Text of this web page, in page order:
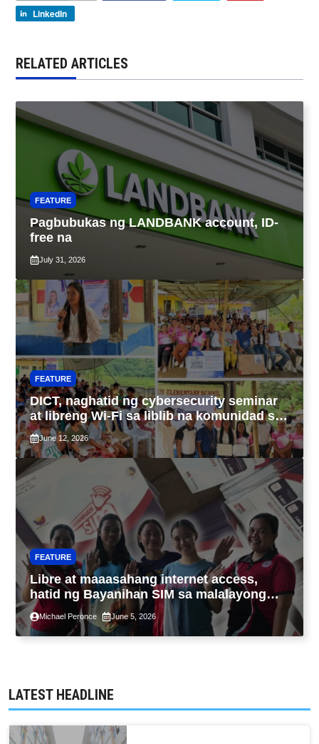
LinkedIn
RELATED ARTICLES
FEATURE
Pagbubukas ng LANDBANK account, ID-
free na
July 31, 2026
FEATURE
DICT, naghatid ng cybersecurity seminar
at libreng Wi-Fi sa liblib na komunidad sa
Tarlac
June 12, 2026
FEATURE
Libre at maaasahang internet access,
hatid ng Bayanihan SIM sa malalayong
komunidad sa Guimaras
Michael Peronce June 5, 2026
LATEST HEADLINE